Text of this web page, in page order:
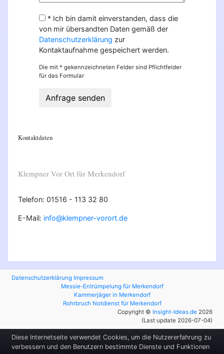
* Ich bin damit einverstanden, dass die
von mir übersandten Daten gemäß der
Datenschutzerklärung zur
Kontaktaufnahme gespeichert werden.
Die mit * gekennzeichneten Felder sind Pflichtfelder
für das Formular
Anfrage senden
Kontaktdaten
Klempner Vor Ort für Merkendorf
Telefon: 01516 - 113 32 80
E-Mail: info@klempner-vorort.de
Datenschutzerklärung Impressum
Messie-Entrümpelung für Merkendorf
Kammerjäger in Merkendorf
Rohrbruch Notdienst für Merkendorf
Copyright © Insight-Ideas.de 2026
(Last update 2026-07-04)
Diese Internetseite verwendet Cookies, um die Nutzererfahrung zu
verbessern und den Benutzern bestimmte Dienste und Funktionen